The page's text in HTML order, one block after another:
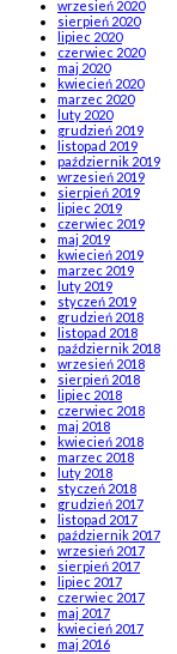
wrzesień 2020
sierpień 2020
lipiec 2020
czerwiec 2020
maj 2020
kwiecień 2020
marzec 2020
luty 2020
grudzień 2019
listopad 2019
październik 2019
wrzesień 2019
sierpień 2019
lipiec 2019
czerwiec 2019
maj 2019
kwiecień 2019
marzec 2019
luty 2019
styczeń 2019
grudzień 2018
listopad 2018
październik 2018
wrzesień 2018
sierpień 2018
lipiec 2018
czerwiec 2018
maj 2018
kwiecień 2018
marzec 2018
luty 2018
styczeń 2018
grudzień 2017
listopad 2017
październik 2017
wrzesień 2017
sierpień 2017
lipiec 2017
czerwiec 2017
maj 2017
kwiecień 2017
maj 2016